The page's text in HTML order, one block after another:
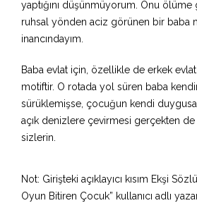
yaptığını düşünmüyorum. Onu
ruhsal yönden aciz görünen bir baba
inancındayım.
Baba evlat için, özellikle de erkek
motiftir. O rotada yol süren baba
sürüklemişse, çocuğun kendi
açık denizlere çevirmesi gerçekten
sizlerin.
Not: Girişteki açıklayıcı kısım Ekşi
Oyun Bitiren Çocuk” kullanıcı adlı